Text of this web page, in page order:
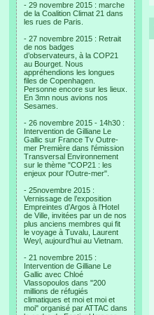
- 29 novembre 2015 : marche
de la Coalition Climat 21 dans
les rues de Paris.
- 27 novembre 2015 : Retrait
de nos badges
d’observateurs, à la COP21
au Bourget. Nous
appréhendions les longues
files de Copenhagen.
Personne encore sur les lieux.
En 3mn nous avions nos
Sesames.
- 26 novembre 2015 - 14h30 :
Intervention de Gilliane Le
Gallic sur France Tv Outre-
mer Première dans l'émission
Transversal Environnement
sur le thème "COP21 : les
enjeux pour l'Outre-mer".
- 25novembre 2015 :
Vernissage de l’exposition
Empreintes d’Argos à l’Hotel
de Ville, invitées par un de nos
plus anciens membres qui fit
le voyage à Tuvalu, Laurent
Weyl, aujourd’hui au Vietnam.
- 21 novembre 2015 :
Intervention de Gilliane Le
Gallic avec Chloé
Vlassopoulos dans "200
millions de réfugiés
climatiques et moi et moi et
moi" organisé par ATTAC dans